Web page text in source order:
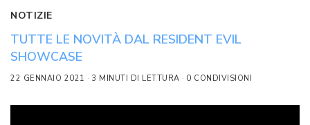
NOTIZIE
TUTTE LE NOVITÀ DAL RESIDENT EVIL
SHOWCASE
22 GENNAIO 2021 3 MINUTI DI LETTURA 0 CONDIVISIONI